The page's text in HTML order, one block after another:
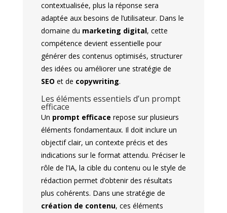
contextualisée, plus la réponse sera
adaptée aux besoins de l’utilisateur. Dans le
domaine du marketing digital, cette
compétence devient essentielle pour
générer des contenus optimisés, structurer
des idées ou améliorer une stratégie de
SEO et de copywriting.
Les éléments essentiels d’un prompt
efficace
Un prompt efficace repose sur plusieurs
éléments fondamentaux. Il doit inclure un
objectif clair, un contexte précis et des
indications sur le format attendu. Préciser le
rôle de l’IA, la cible du contenu ou le style de
rédaction permet d’obtenir des résultats
plus cohérents. Dans une stratégie de
création de contenu, ces éléments